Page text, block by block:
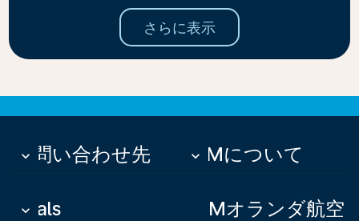
さらに表示
お問い合わせ先
keyboard_arrow_down KLMについて
keyboard_arrow_down
Deals
keyboard_arrow_down
KLMオランダ航空